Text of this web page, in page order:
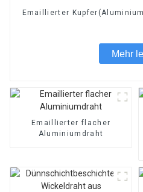
Emaillierter
Mehr
Emaillierter flacher
Aluminiumdraht